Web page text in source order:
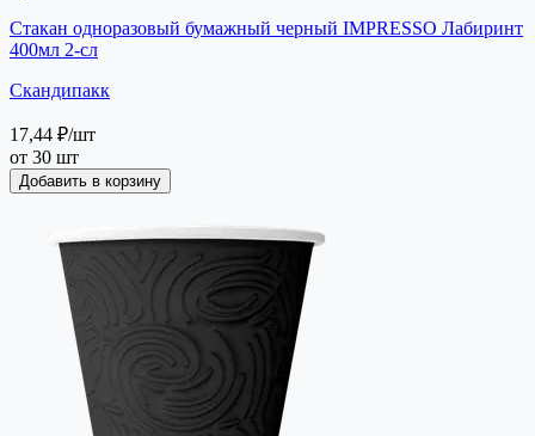
Стакан одноразовый бумажный черный IMPRESSO Лабиринт
400мл 2-сл
Скандипакк
17,44 ₽/шт
от 30 шт
Добавить в корзину